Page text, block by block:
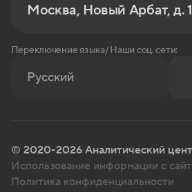
Москва, Новый Арбат, д.
Переключение языка/ Наши соц. сети:
Русский
© 2020-2026 Аналитический
Использование информации с
Политика конфиденциальности